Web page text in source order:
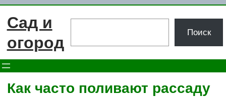
Перейти
Сад и
огород
Поиск
Как часто поливают рассаду